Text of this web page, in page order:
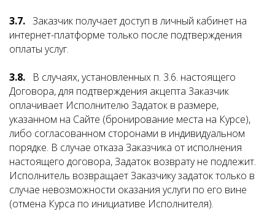
3.7. Заказчик получает доступ в личный кабинет на
интернет-платформе только после подтверждения
оплаты услуг.
3.8. В случаях, установленных п. 3.6. настоящего
Договора, для подтверждения акцепта Заказчик
оплачивает Исполнителю Задаток в размере,
указанном на Сайте (бронирование места на Курсе),
либо согласованном сторонами в индивидуальном
порядке. В случае отказа Заказчика от исполнения
настоящего договора, Задаток возврату не подлежит.
Исполнитель возвращает Заказчику задаток только в
случае невозможности оказания услуги по его вине
(отмена Курса по инициативе Исполнителя).